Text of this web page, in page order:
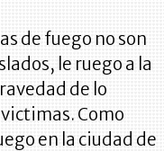
de fuego no son
le ruego a la
de lo
Como
en la ciudad de